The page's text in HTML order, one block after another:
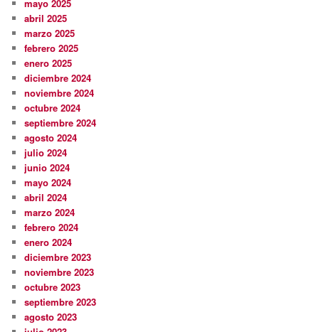
mayo 2025
abril 2025
marzo 2025
febrero 2025
enero 2025
diciembre 2024
noviembre 2024
octubre 2024
septiembre 2024
agosto 2024
julio 2024
junio 2024
mayo 2024
abril 2024
marzo 2024
febrero 2024
enero 2024
diciembre 2023
noviembre 2023
octubre 2023
septiembre 2023
agosto 2023